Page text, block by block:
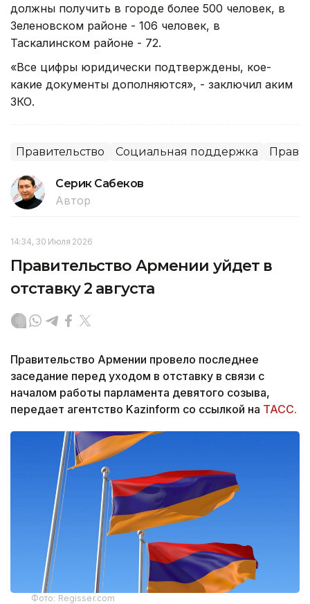
должны получить в городе более 500 человек, в
Зеленовском районе - 106 человек, в
Таскалинском районе - 72.
«Все цифры юридически подтверждены, кое-
какие документы дополняются», - заключил аким
ЗКО.
Правительство Социальная поддержка
Серик Сабеков
Автор
14:34, 30 Июля 2026
Правительство Армении уйдет в
отставку 2 августа
Правительство Армении провело последнее
заседание перед уходом в отставку в связи с
началом работы парламента девятого созыва,
передает агентство Kazinform со ссылкой на ТАСС.
Фото: Regisser.com